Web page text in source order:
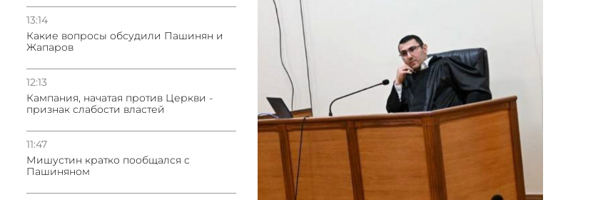
13:14
Какие вопросы обсудили Пашинян и
Жапаров
12:13
Кампания, начатая против Церкви -
признак слабости властей
11:47
Мишустин кратко пообщался с
Пашиняном